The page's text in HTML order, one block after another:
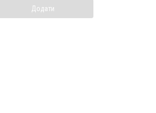
Додати